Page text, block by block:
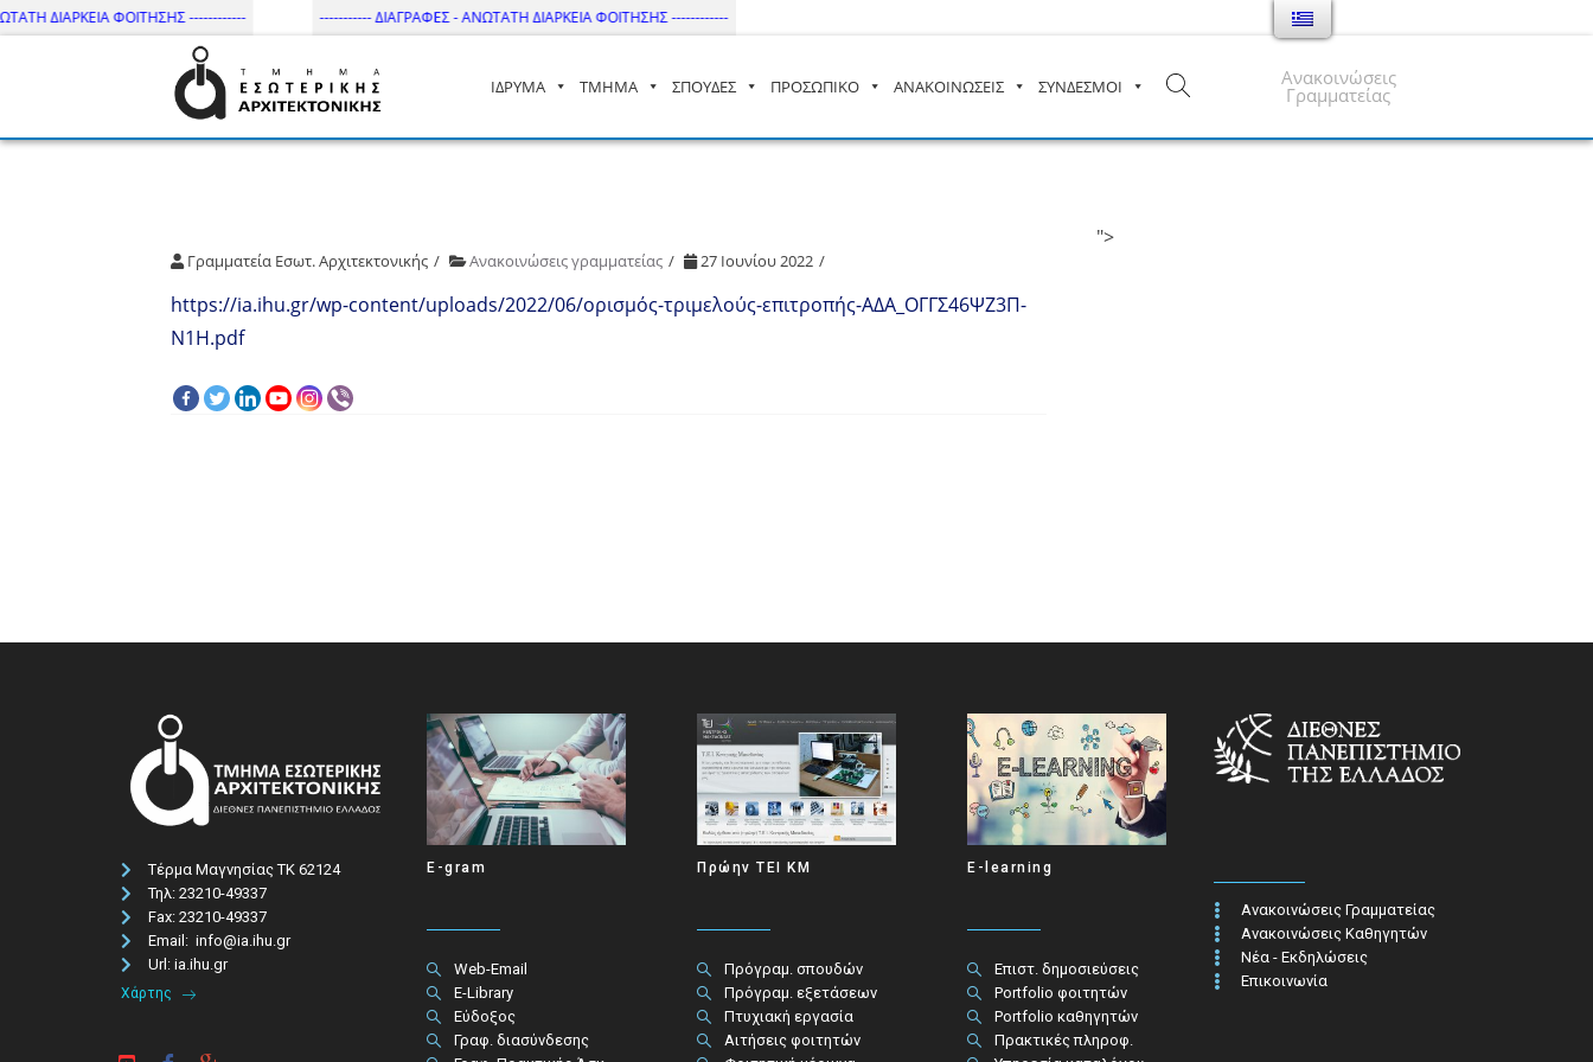
ΔΙΑΡΚΕΙΑ ΦΟΙΤΗΣΗΣ ------------ ----------- ΔΙΑΓΡΑΦΕΣ - ΑΝΩΤΑΤΗ ΔΙΑΡΚΕΙΑ ΦΟΙΤΗΣΗΣ ------------
Τμήμα Εσωτ. Αρχιτεκτονικής – ΔΙ.ΠΑ.Ε
ΙΔΡΥΜΑ ΤΜΗΜΑ ΣΠΟΥΔΕΣ ΠΡΟΣΩΠΙΚΟ ΑΝΑΚΟΙΝΩΣΕΙΣ ΣΥΝΔΕΣΜΟΙ Ανακοινώσεις
Γραμματείας
Γραμματεία Εσωτ. Αρχιτεκτονικής Ανακοινώσεις γραμματείας 27 Ιουνίου 2022
https://ia.ihu.gr/wp-content/uploads/2022/06/ορισμός-τριμελούς-επιτροπής-ΑΔΑ_ΟΓΓΣ46ΨΖ3Π-
Ν1Η.pdf
">
Τέρμα Μαγνησίας ΤΚ 62124
Τηλ: 23210-49337​
Fax: 23210-49337
Email: info@ia.ihu.gr
Url: ia.ihu.gr
Χάρτης
E-gram
Web-Email
E-Library
Εύδοξος
Γραφ. διασύνδεσης
Πρώην ΤΕΙ ΚΜ
Πρόγραμ. σπουδών
Πρόγραμ. εξετάσεων
Πτυχιακή εργασία
Αιτήσεις φοιτητών
E-learning
Επιστ. δημοσιεύσεις
Portfolio φοιτητών
Portfolio καθηγητών
Πρακτικές πληροφ.​
Ανακοινώσεις Γραμματείας
Ανακοινώσεις Καθηγητών
Νέα - Εκδηλώσεις
Επικοινωνία